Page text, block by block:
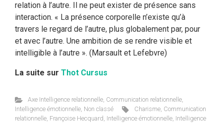
relation à l’autre. Il ne peut exister de présence sans
interaction. « La présence corporelle n’existe qu’à
travers le regard de l’autre, plus globalement par, pour
et avec l’autre. Une ambition de se rendre visible et
intelligible à l’autre ». (Marsault et Lefebvre)
La suite sur Thot Cursus
Axe Intelligence relationnelle, Communication relationnelle,
Intelligence émotionnelle, Non classé Charisme, Communication
relationnelle, Françoise Hecquard, Intelligence émotionnelle, Intelligence